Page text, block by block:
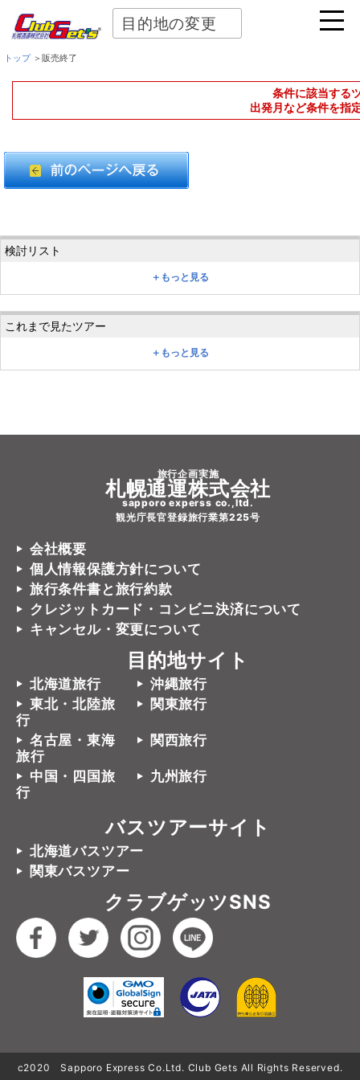
目的地の変更
トップ＞販売終了
条件に該当する
出発月など条件を指
＋もっと見る
＋もっと見る
旅行企画実施
札幌通運株式会社
sapporo experss co.,ltd.
観光庁長官登録旅行業第225号
会社概要
個人情報保護方針について
旅行条件書と旅行約款
クレジットカード・コンビニ決済について
キャンセル・変更について
目的地サイト
北海道旅行
沖縄旅行
東北・北陸旅
行
関東旅行
名古屋・東海
旅行
関西旅行
中国・四国旅
行
九州旅行
バスツアーサイト
北海道バスツアー
関東バスツアー
クラブゲッツSNS
c2020 Sapporo Express Co.Ltd. Club Gets All Rights Reserved.